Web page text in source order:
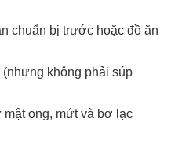
chuẩn bị trước hoặc đồ ăn
(nhưng không phải súp
ong, mứt và bơ lạc